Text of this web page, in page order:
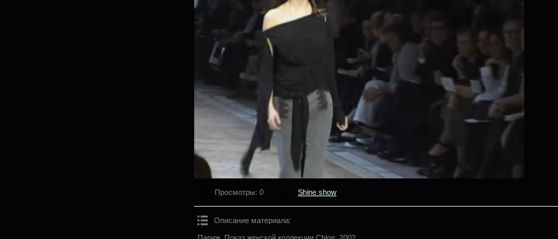
Просмотры: 0 Shine show
Описание материала:
Париж. Показ женской коллекции Chloe. 2002